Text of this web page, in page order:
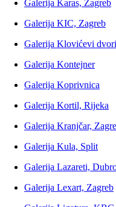
Galerija Karas, Zagreb
Galerija KIC, Zagreb
Galerija Klovićevi
Galerija Kontejner
Galerija Koprivnica
Galerija Kortil, Rijeka
Galerija Kranjčar,
Galerija Kula, Split
Galerija Lazareti,
Galerija Lexart, Zagreb